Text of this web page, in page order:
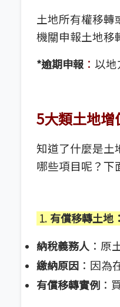
土地所有權移
機關申報土地移
*逾期申報 ： 以
5大類土地增
知道了什麼是土
哪些項目呢？下
1. 有償移轉土地 ：
納稅義務人 ：原
繳納原因 ：因為
有償移轉實例 ：